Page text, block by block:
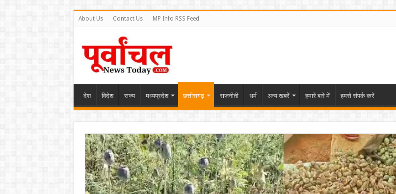
About Us Contact Us MP Info RSS Feed
देश विदेश राज्य मध्यप्रदेश छत्तीसगढ़ राजनीती धर्म अन्य खबरें हमारे बारे में हमसे संपर्क करें